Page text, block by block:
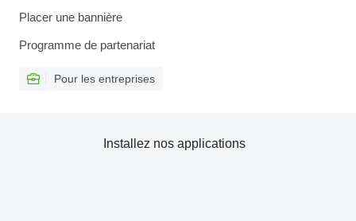
Placer une bannière
Programme de partenariat
Pour les entreprises
Installez nos applications